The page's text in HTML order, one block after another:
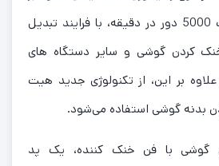
چرخش پره ها با سرعت 5000 دور در دقیقه، با فرایند تبدیل
خنک کردن گوشی و سایر دستگاه های
بر این، از تکنولوژی جدید هیت
بدنه گوشی استفاده می‌شود.
گوشی با فن خنک کننده، یک پد